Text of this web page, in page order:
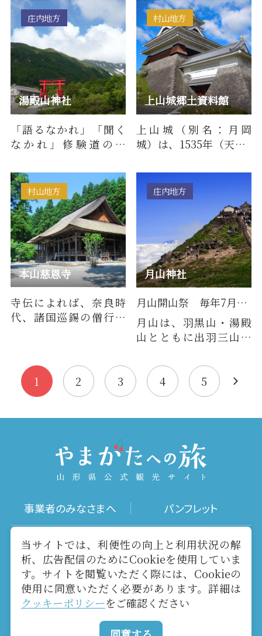
地方屈指…
主有志の呼…
湯殿山神社
庄内地方
「語るなかれ」「聞く
なかれ」修験道の霊
1,504m、月山南西山腹
に連なる な…
上山城郷土資料館
村山地方
上山城（別名：月岡
城）は、1535年（天文4
岡・天神森に築いたと
伝えられて…
本山慈恩寺
村山地方
寺伝によれば、奈良時
代、諸国巡錫の僧行基
月山神社
庄内地方
月山開山祭 毎年7月1日
月山は、羽黒山・湯殿
山とともに出羽三山を
して信仰を集めていま
す。山頂…
1 2 3 4 5
事業者のみなさまへ パンフレット
写真ダウンロード 動画ギャラリー
お役立ちリンク 当サイトについて
メールマガジン お問い合わせ
当サイトでは、利便性の向上と利用状況の解
析、広告配信のためにCookieを使用していま
す。サイトを閲覧いただく際には、Cookieの
使用に同意いただく必要があります。詳細は
クッキーポリシーをご確認ください